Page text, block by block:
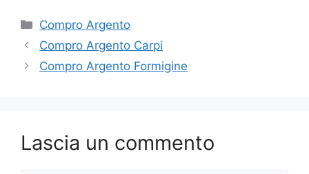
Categorie
Compro Argento
Compro Argento Carpi
Compro Argento Formigine
Lascia un commento